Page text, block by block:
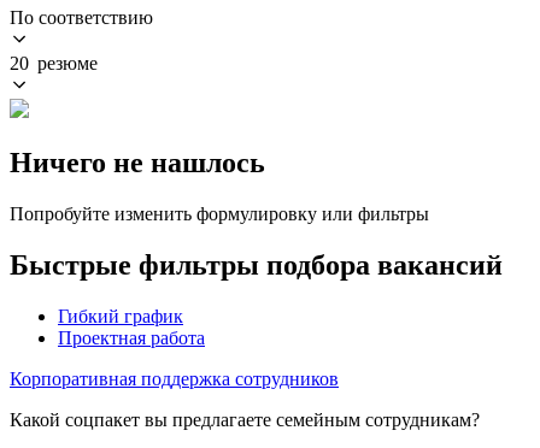
По соответствию
20 резюме
Ничего не нашлось
Попробуйте изменить формулировку или фильтры
Быстрые фильтры подбора вакансий
Гибкий график
Проектная работа
Корпоративная поддержка сотрудников
Какой соцпакет вы предлагаете семейным сотрудникам?